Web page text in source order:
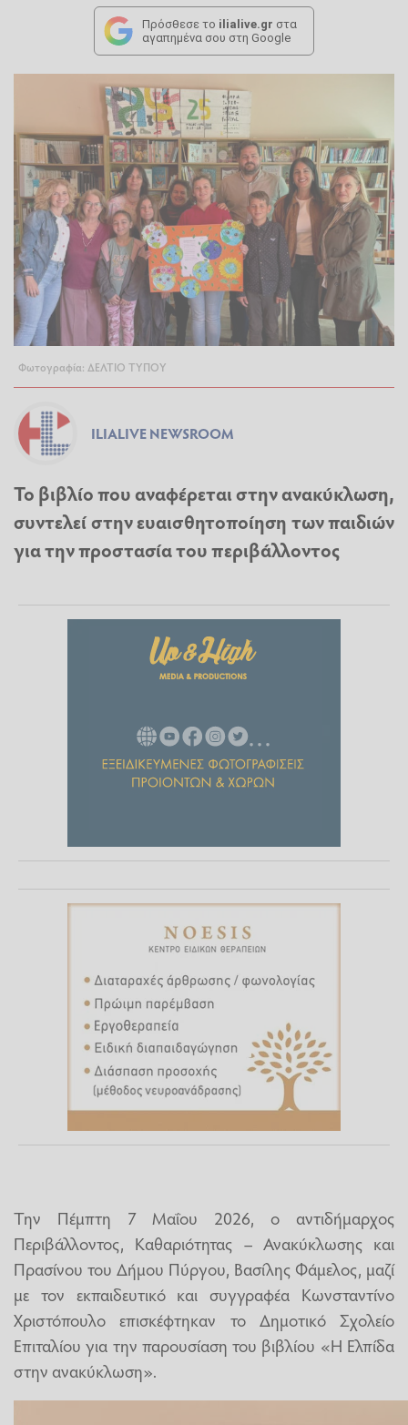
Πρόσθεσε το ilialive.gr στα
αγαπημένα σου στη Google
Φωτογραφία: ΔΕΛΤΙΟ ΤΥΠΟΥ
ILIALIVE NEWSROOM
Το βιβλίο που αναφέρεται στην ανακύκλωση,
συντελεί στην ευαισθητοποίηση των παιδιών
για την προστασία του περιβάλλοντος
Την Πέμπτη 7 Μαΐου 2026, ο αντιδήμαρχος
Περιβάλλοντος, Καθαριότητας – Ανακύκλωσης και
Πρασίνου του Δήμου Πύργου, Βασίλης Φάμελος, μαζί
με τον εκπαιδευτικό και συγγραφέα Κωνσταντίνο
Χριστόπουλο επισκέφτηκαν το Δημοτικό Σχολείο
Επιταλίου για την παρουσίαση του βιβλίου «Η Ελπίδα
στην ανακύκλωση».